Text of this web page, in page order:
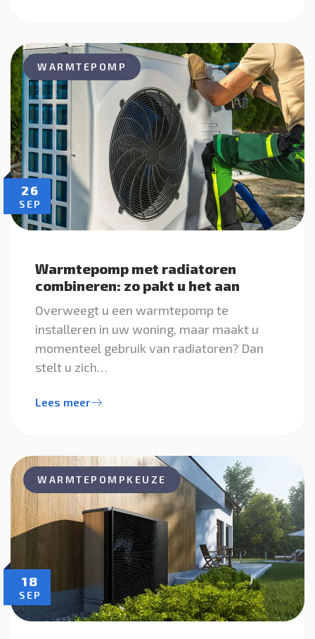
26
SEP
WARMTEPOMP
Warmtepomp met radiatoren
combineren: zo pakt u het aan
Overweegt u een warmtepomp te
installeren in uw woning, maar maakt u
momenteel gebruik van radiatoren? Dan
stelt u zich…
Lees meer
18
SEP
WARMTEPOMPKEUZE